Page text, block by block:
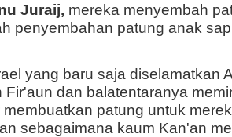
Juraij, mereka menyembah
penyembahan patung anak
yang baru saja diselamatkan
Fir'aun dan balatentaranya
membuatkan patung untuk
sebagaimana kaum Kan'an